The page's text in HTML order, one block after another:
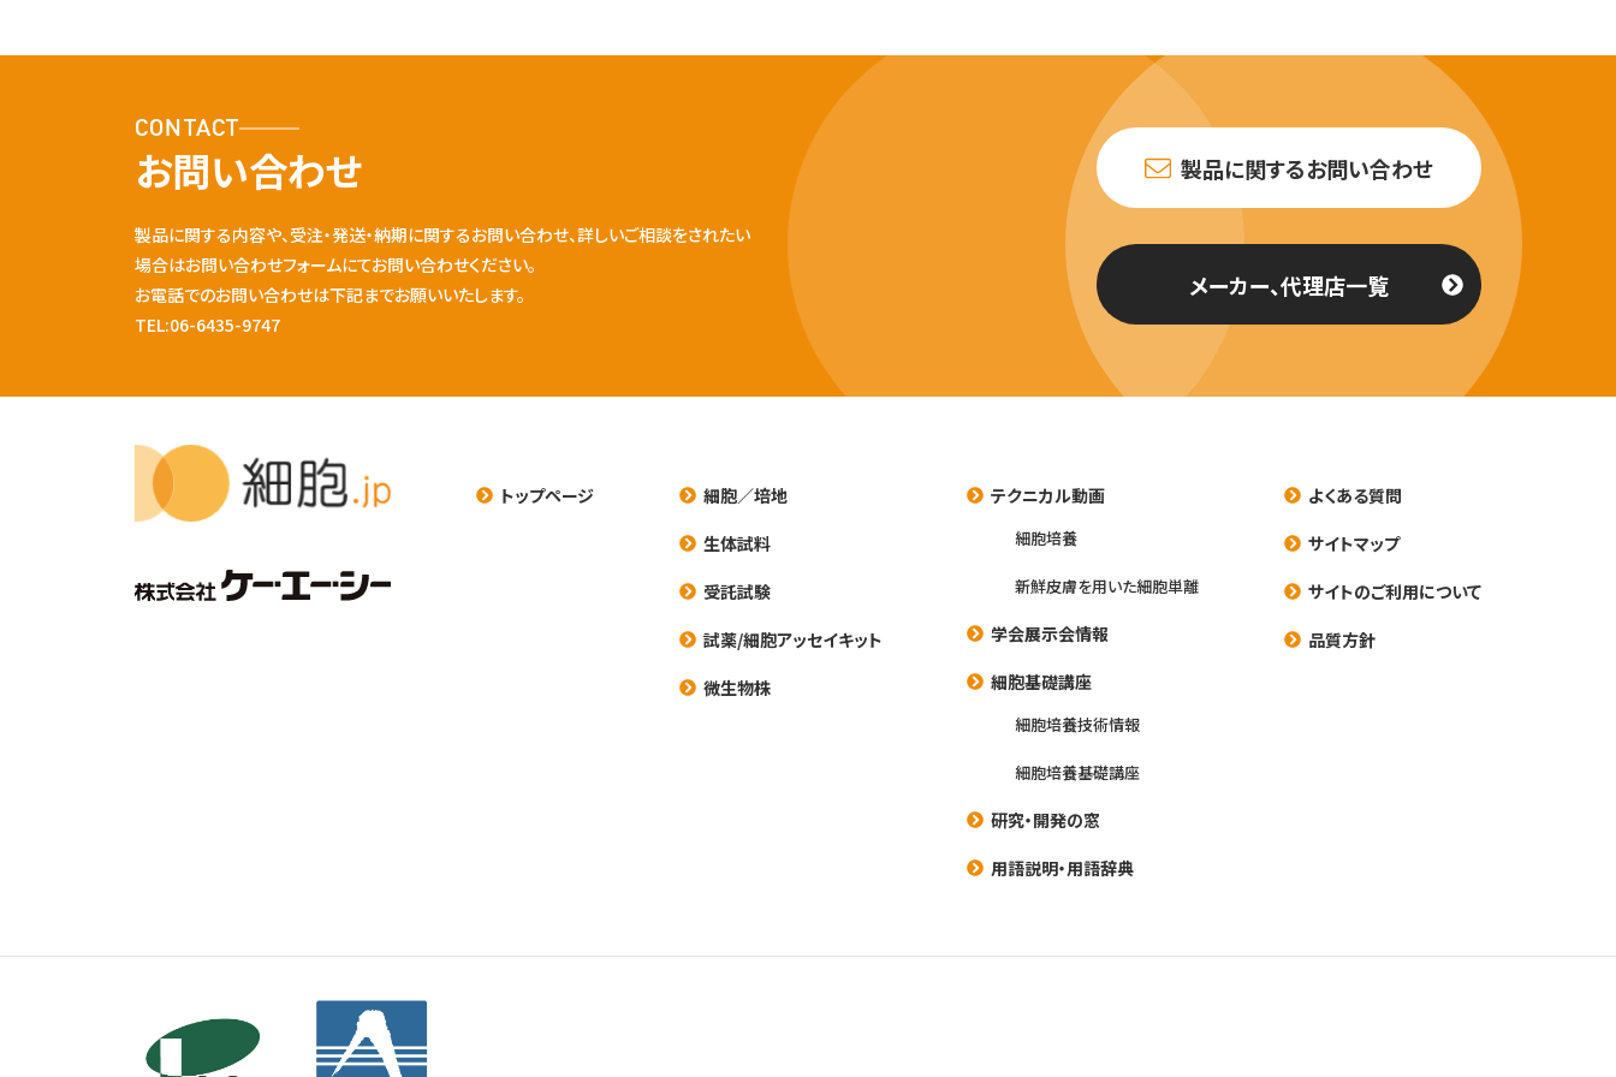
CONTACT
お問い合わせ
製品に関する内容や、受注・発送・納期に関するお問い合わせ、詳しいご相談をされたい
場合はお問い合わせフォームにてお問い合わせください。
お電話でのお問い合わせは下記までお願いいたします。
TEL:06-6435-9747
製品に関するお問い合わせ
メーカー、代理店一覧
トップページ
細胞／培地
生体試料
受託試験
試薬/細胞アッセイキット
微生物株
テクニカル動画
細胞培養
新鮮皮膚を用いた細胞単離
学会展示会情報
細胞基礎講座
細胞培養技術情報
細胞培養基礎講座
研究・開発の窓
用語説明・用語辞典
よくある質問
サイトマップ
サイトのご利用について
品質方針